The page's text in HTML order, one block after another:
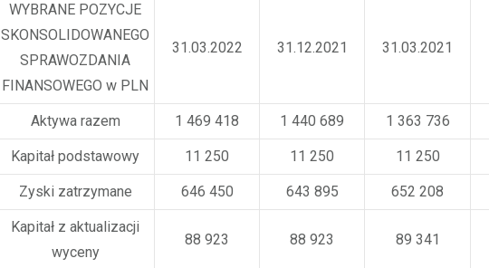
WYBRANE POZYCJE
SKONSOLIDOWANEGO
SPRAWOZDANIA
FINANSOWEGO w PLN
31.03.2022 31.12.2021 31.03.2021
Aktywa razem 1 469 418 1 440 689 1 363 736
Kapitał podstawowy 11 250 11 250 11 250
Zyski zatrzymane 646 450 643 895 652 208
Kapitał z aktualizacji
wyceny
88 923 88 923 89 341